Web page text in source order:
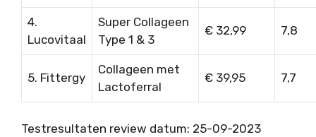
4.
Lucovitaal
Super Collageen
Type 1 & 3
€ 32,99 7,8
5. Fittergy
Collageen met
Lactoferral
€ 39,95 7,7
Testresultaten review datum: 25-09-2023